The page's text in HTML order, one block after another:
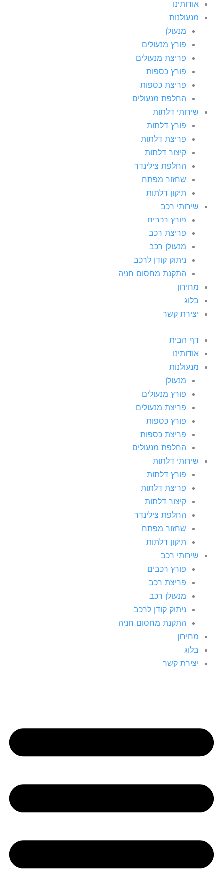
אודותינו
מנעולנות
מנעולן
פורץ מנעולים
פריצת מנעולים
פורץ כספות
פריצת כספות
החלפת מנעולים
שירותי דלתות
פורץ דלתות
פריצת דלתות
קיצור דלתות
החלפת צילינדר
שחזור מפתח
תיקון דלתות
שירותי רכב
פורץ רכבים
פריצת רכב
מנעולן רכב
ניתוק קודן לרכב
התקנת מחסום חניה
מחירון
בלוג
יצירת קשר
דף הבית
אודותינו
מנעולנות
מנעולן
פורץ מנעולים
פריצת מנעולים
פורץ כספות
פריצת כספות
החלפת מנעולים
שירותי דלתות
פורץ דלתות
פריצת דלתות
קיצור דלתות
החלפת צילינדר
שחזור מפתח
תיקון דלתות
שירותי רכב
פורץ רכבים
פריצת רכב
מנעולן רכב
ניתוק קודן לרכב
התקנת מחסום חניה
מחירון
בלוג
יצירת קשר